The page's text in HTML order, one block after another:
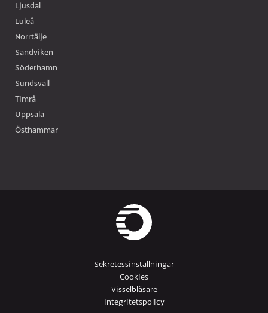
Ljusdal
Luleå
Norrtälje
Sandviken
Söderhamn
Sundsvall
Timrå
Uppsala
Östhammar
Sekretessinställningar
Cookies
Visselblåsare
Integritetspolicy